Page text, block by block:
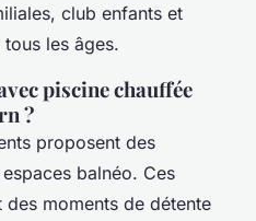
club enfants et
les âges.
piscine chauffée
?
proposent des
balnéo. Ces
moments de détente